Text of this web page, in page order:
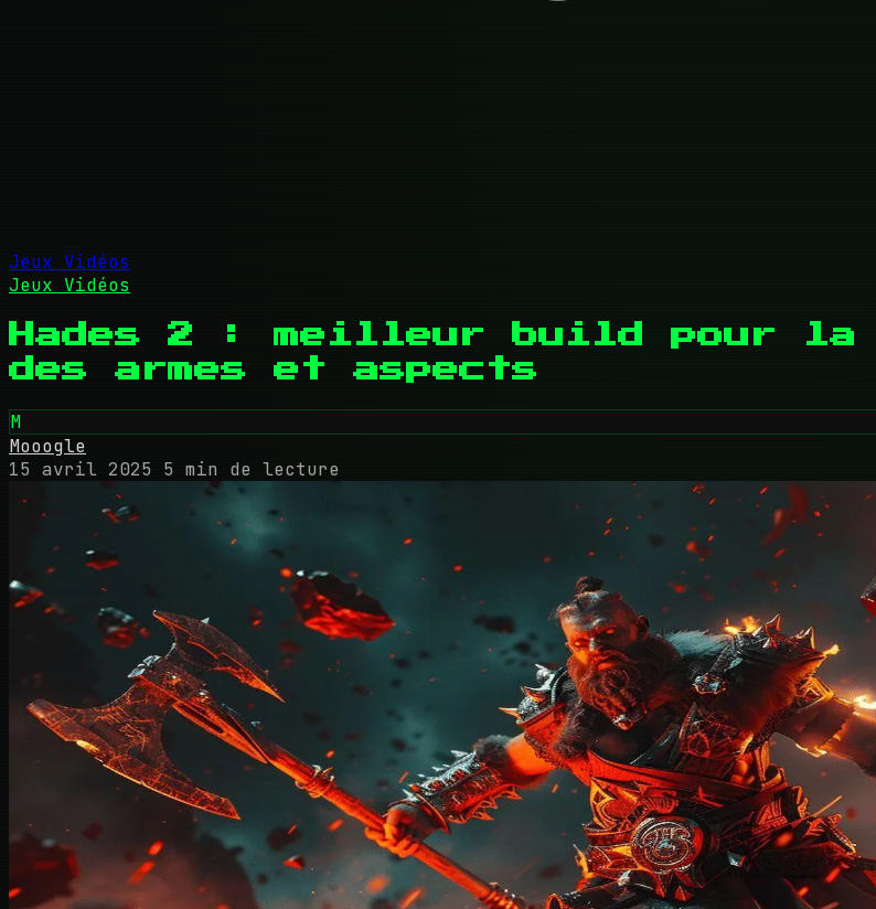
Jeux Vidéos
Jeux Vidéos
Hades 2 : meilleur build pour la
des armes et aspects
M
Mooogle
15 avril 2025
5 min de lecture